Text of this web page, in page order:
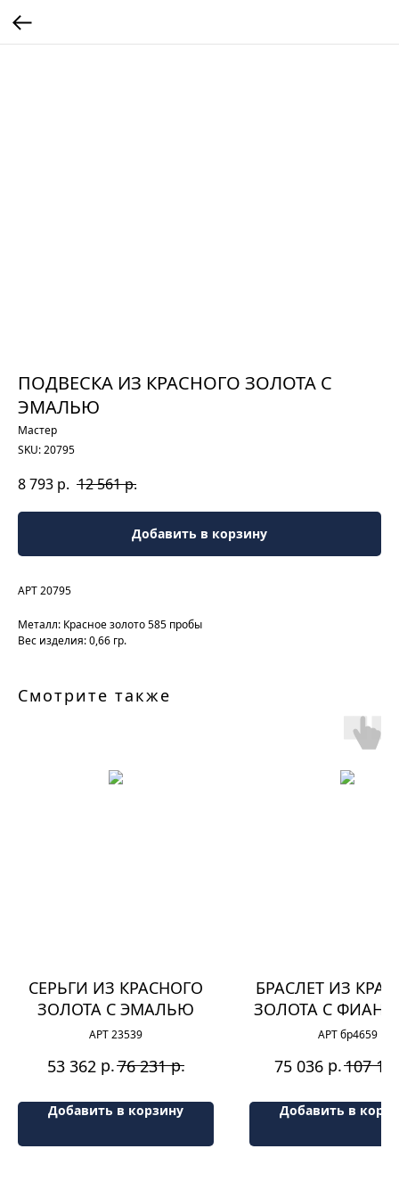
ПОДВЕСКА ИЗ КРАСНОГО ЗОЛОТА С
ЭМАЛЬЮ
Мастер
SKU:20795
8 793 р. 12 561р.
Добавить в корзину
АРТ 20795
Металл: Красное золото 585 пробы
Вес изделия: 0,66 гр.
Смотрите также
СЕРЬГИ ИЗ КРАСНОГО
ЗОЛОТА С ЭМАЛЬЮ
АРТ 23539
53 362 р.76 231 р.
Добавить в корзину
БРАСЛЕТ ИЗ
ЗОЛОТА С
АРТ бр4659
75 036 р.107
Добавить в